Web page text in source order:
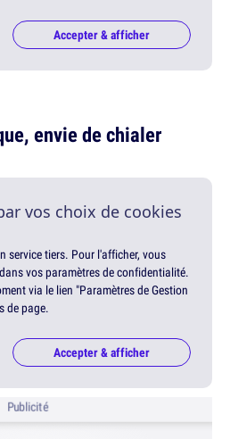
Accepter & afficher
envie de chialer
vos choix de cookies
service tiers. Pour l'afficher, vous
vos paramètres de confidentialité.
via le lien "Paramètres de Gestion
de page.
Accepter & afficher
Publicité